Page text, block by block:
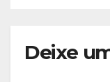
Deixe